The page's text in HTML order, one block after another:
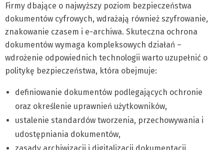
Firmy dbające o najwyższy poziom bezpieczeństwa
dokumentów cyfrowych, wdrażają również szyfrowanie,
znakowanie czasem i e-archiwa. Skuteczna ochrona
dokumentów wymaga kompleksowych działań –
wdrożenie odpowiednich technologii warto uzupełnić o
politykę bezpieczeństwa, która obejmuje:
definiowanie dokumentów podlegających ochronie
oraz określenie uprawnień użytkowników,
ustalenie standardów tworzenia, przechowywania i
udostępniania dokumentów,